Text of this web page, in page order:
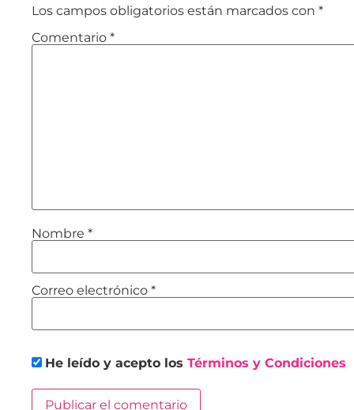
Los campos obligatorios están marcados con *
Comentario *
Nombre *
Correo electrónico *
He leído y acepto los Términos y Condiciones